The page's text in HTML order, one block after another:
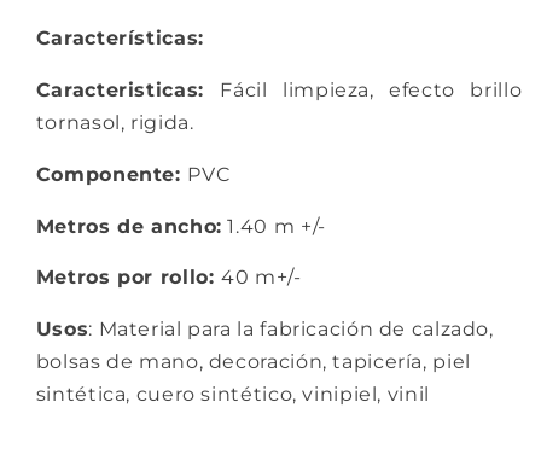
Características:
Caracteristicas: Fácil limpieza, efecto brillo
tornasol, rigida.
Componente: PVC
Metros de ancho: 1.40 m +/-
Metros por rollo:40 m+/-
Usos: Material para la fabricación de calzado,
bolsas de mano, decoración, tapicería, piel
sintética, cuero sintético, vinipiel, vinil